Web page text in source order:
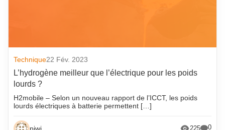
Technique22 Fév. 2023
L’hydrogène meilleur que l’électrique pour les poids
lourds ?
H2mobile – Selon un nouveau rapport de l’ICCT, les poids
lourds électriques à batterie permettent […]
piwi 225 0